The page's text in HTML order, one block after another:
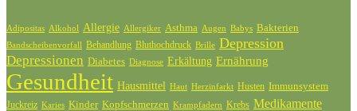
Adipositas Alkohol Allergie Allergiker Asthma Augen Babys Bakterien
Bandscheibenvorfall Behandlung Bluthochdruck Brille Depression
Depressionen Diabetes Diagnose Erkältung Ernährung
Gesundheit Hausmittel Haut Herzinfarkt Husten Immunsystem
Juckreiz Karies Kinder Kopfschmerzen Krampfadern Krebs Medikamente